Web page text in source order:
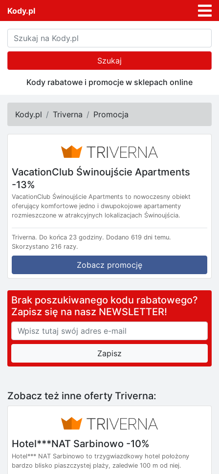
Kody.pl
Szukaj
Kody rabatowe i promocje w sklepach online
Kody.pl Triverna Promocja
VacationClub Świnoujście Apartments
-13%
VacationClub Świnoujście Apartments to nowoczesny obiekt
oferujący komfortowe jedno i dwupokojowe apartamenty
rozmieszczone w atrakcyjnych lokalizacjach Świnoujścia.
Triverna. Do końca 23 godziny. Dodano 619 dni temu.
Skorzystano 216 razy.
Zobacz promocję
Brak poszukiwanego kodu rabatowego?
Zapisz się na nasz NEWSLETTER!
Zobacz też inne oferty Triverna:
Hotel***NAT Sarbinowo -10%
Hotel*** NAT Sarbinowo to trzygwiazdkowy hotel położony
bardzo blisko piaszczystej plaży, zaledwie 100 m od niej.